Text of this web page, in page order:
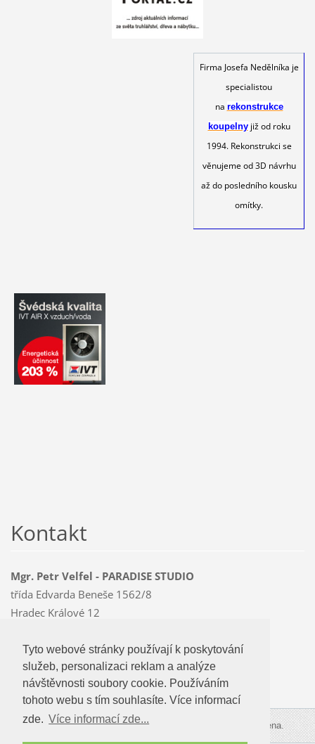
Tyto webové stránky používají k poskytování
služeb, personalizaci reklam a analýze
návštevnosti soubory cookie. Používáním
tohoto webu s tím souhlasíte.
Více informací zde...
Tyto webové stránky používají k poskytování
služeb, personalizaci reklam a analýze
návštěvnosti soubory cookie. Používáním
tohoto webu s tím souhlasíte. Více informací
zde. Více informací zde...
Firma Josefa Nedělníka je
specialistou
na rekonstrukce
koupelny již od roku
1994. Rekonstrukci se
věnujeme od 3D návrhu
až do posledního kousku
omítky.
Kontakt
Mgr. Petr Velfel - PARADISE STUDIO
třída Edvarda Beneše 1562/8
Hradec Králové 12
Mobil: 603 478 763
paradise@czMEDIA.eu
© 2009-2026 PARADISE STUDIO. Všechna práva vyhrazena.